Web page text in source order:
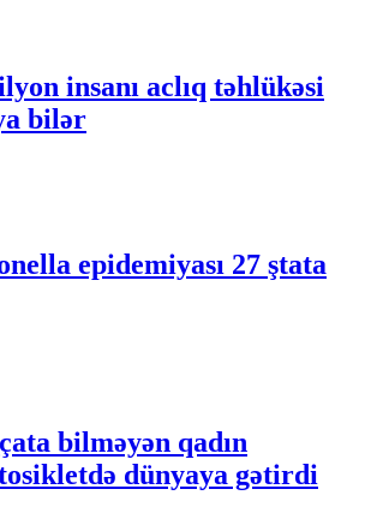
insanı aclıq təhlükəsi
bilər
epidemiyası 27 ştata
bilməyən qadın
dünyaya gətirdi